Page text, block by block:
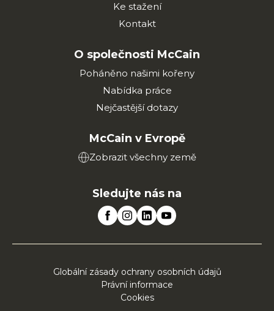
Ke stažení
Kontakt
O společnosti McCain
Poháněno našimi kořeny
Nabídka práce
Nejčastější dotazy
McCain v Evropě
Zobrazit všechny země
Sledujte nás na
Globální zásady ochrany osobních údajů
Právní informace
Cookies